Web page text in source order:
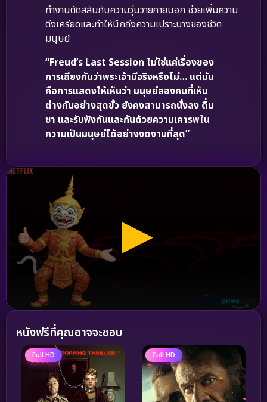
ทำงานตัดสลับกับความวุ่นวายภายนอก ช่วยเพิ่มความ
ตึงเครียดและทำให้นึกถึงความเปราะบางของชีวิต
มนุษย์
“Freud’s Last Session ไม่ใช่แค่เรื่องของ
การเถียงกันว่าพระเจ้ามีจริงหรือไม่… แต่มัน
คือการแสดงให้เห็นว่า มนุษย์สองคนที่เห็น
ต่างกันอย่างสุดขั้ว ยังคงสามารถนั่งลง ดื่ม
ชา และรับฟังกันและกันด้วยความเคารพใน
ความเป็นมนุษย์ได้อย่างงดงามที่สุด”
หนังฟรีที่คุณอาจจะชอบ
Full HD Full HD